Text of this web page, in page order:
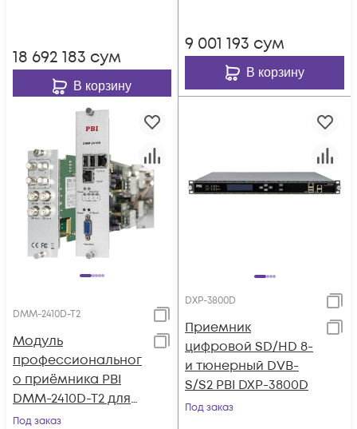
18 692 183 сум
В корзину
9 001 193 сум
В корзину
DMM-2410D-T2
Модуль
профессиональног
о приёмника PBI
DMM-2410D-T2 для
цифровой ГС PBI
Под заказ
DXP-3800D
Приемник
цифровой SD/HD 8-
и тюнерный DVB-
S/S2 PBI DXP-3800D
Под заказ